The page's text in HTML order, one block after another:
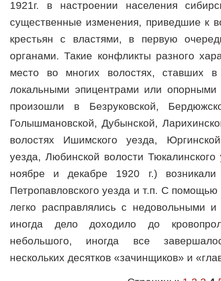
1921г. в настроении населения
существенные изменения, приведшие к
крестьян с властями, в первую
органами. Такие конфликты разного
место во многих волостях, ставших
локальными эпицентрами или опорными
произошли в Безруковской,
Голышмановской, Дубынской,
волостях Ишимского уезда,
уезда, Любинской волости
ноябре и декабре 1920 г.)
Петропавловского уезда и т.п. С
легко расправлялись с недовольными
иногда дело доходило до
небольшого, иногда все
нескольких десятков «зачинщиков» и